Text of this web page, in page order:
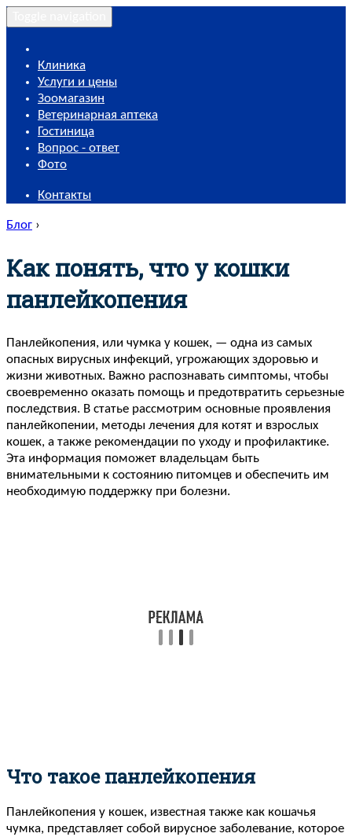
Клиника
Услуги и цены
Зоомагазин
Ветеринарная аптека
Гостиница
Вопрос - ответ
Фото
Контакты
Блог ›
Как понять, что у кошки
панлейкопения
Панлейкопения, или чумка у кошек, — одна из самых
опасных вирусных инфекций, угрожающих здоровью и
жизни животных. Важно распознавать симптомы, чтобы
своевременно оказать помощь и предотвратить серьезные
последствия. В статье рассмотрим основные проявления
панлейкопении, методы лечения для котят и взрослых
кошек, а также рекомендации по уходу и профилактике.
Эта информация поможет владельцам быть
внимательными к состоянию питомцев и обеспечить им
необходимую поддержку при болезни.
Что такое панлейкопения
Панлейкопения у кошек, известная также как кошачья
чумка, представляет собой вирусное заболевание, которое